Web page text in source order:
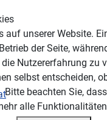
auf unserer Website.
der Seite,
Nutzererfahrung zu
selbst entscheiden,
beachten Sie,
alle